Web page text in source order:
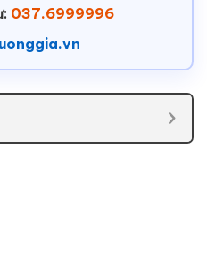
037.6999996